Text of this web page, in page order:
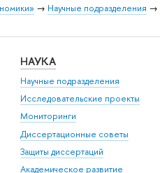
→ Научные подразделения →
НАУКА
Научные подразделения
Исследовательские проекты
Мониторинги
Диссертационные советы
Защиты диссертаций
Академическое развитие